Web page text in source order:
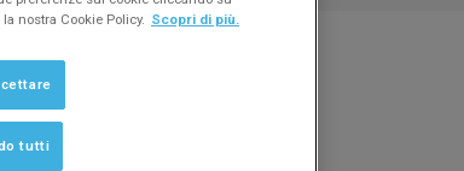
in Cloud
nostra Cookie Policy. Scopri di più.
tutti